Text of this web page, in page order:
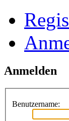
Anmelden
Benutzername: